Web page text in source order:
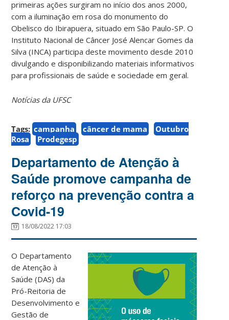
primeiras ações surgiram no início dos anos 2000,
com a iluminação em rosa do monumento do
Obelisco do Ibirapuera, situado em São Paulo-SP. O
Instituto Nacional de Câncer José Alencar Gomes da
Silva (INCA) participa deste movimento desde 2010
divulgando e disponibilizando materiais informativos
para profissionais de saúde e sociedade em geral.
Notícias da UFSC
Tags: campanha câncer de mama
Outubro
Rosa
Prodegesp
Departamento de Atenção à
Saúde promove campanha de
reforço na prevenção contra a
Covid-19
18/08/2022 17:03
O Departamento
de Atenção à
Saúde (DAS) da
Pró-Reitoria de
Desenvolvimento e
Gestão de